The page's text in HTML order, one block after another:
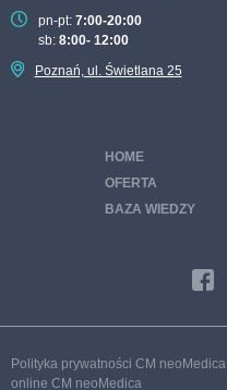
pn-pt: 7:00-20:00
sb: 8:00- 12:00
Poznań, ul. Świetlana 25
HOME
OFERTA
BAZA WIEDZY
Polityka prywatności CM neoMedica
online CM neoMedica